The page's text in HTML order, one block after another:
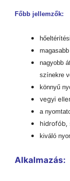
Főbb jellemzők:
nagyobb
színekre
könnyű
vegyi
a
hidrofób,
kiváló
Alkalmazás: